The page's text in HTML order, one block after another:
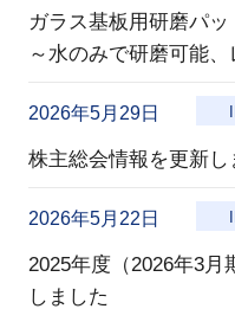
ガラス基板用研磨パッ
～水のみで研磨可能
2026年5月29日
株主総会情報を更新し
2026年5月22日
2025年度（2026年3
しました